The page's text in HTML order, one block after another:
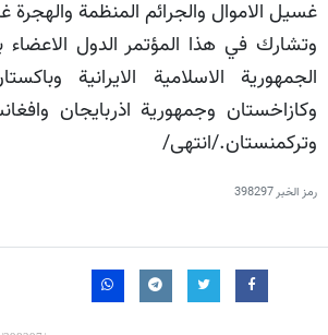
غسيل الاموال والجرائم المنظمة والهجرة
وتشارك في هذا المؤتمر الدول
الجمهورية الاسلامية الايرانية
وكازاخستان وجمهورية اذربايجان
وتركمنستان./انتهى/
رمز الخبر398297